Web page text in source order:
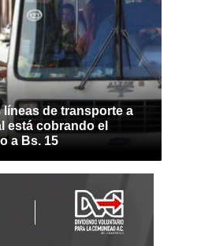
líneas de transporte a
está cobrando el
a Bs. 15